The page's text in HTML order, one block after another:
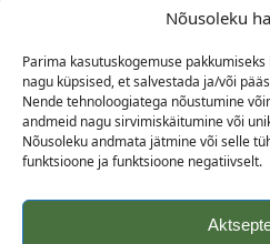
Nõusoleku
Parima kasutuskogemuse
nagu küpsised, et salvestada ja/või
Nende tehnoloogiatega nõustumine
andmeid nagu sirvimiskäitumine või
Nõusoleku andmata jätmine või selle
funktsioone ja funktsioone negatiivselt.
Kontaktid
Abi
TEAVE OSTJALE
Tarnetingimused
Tingimused